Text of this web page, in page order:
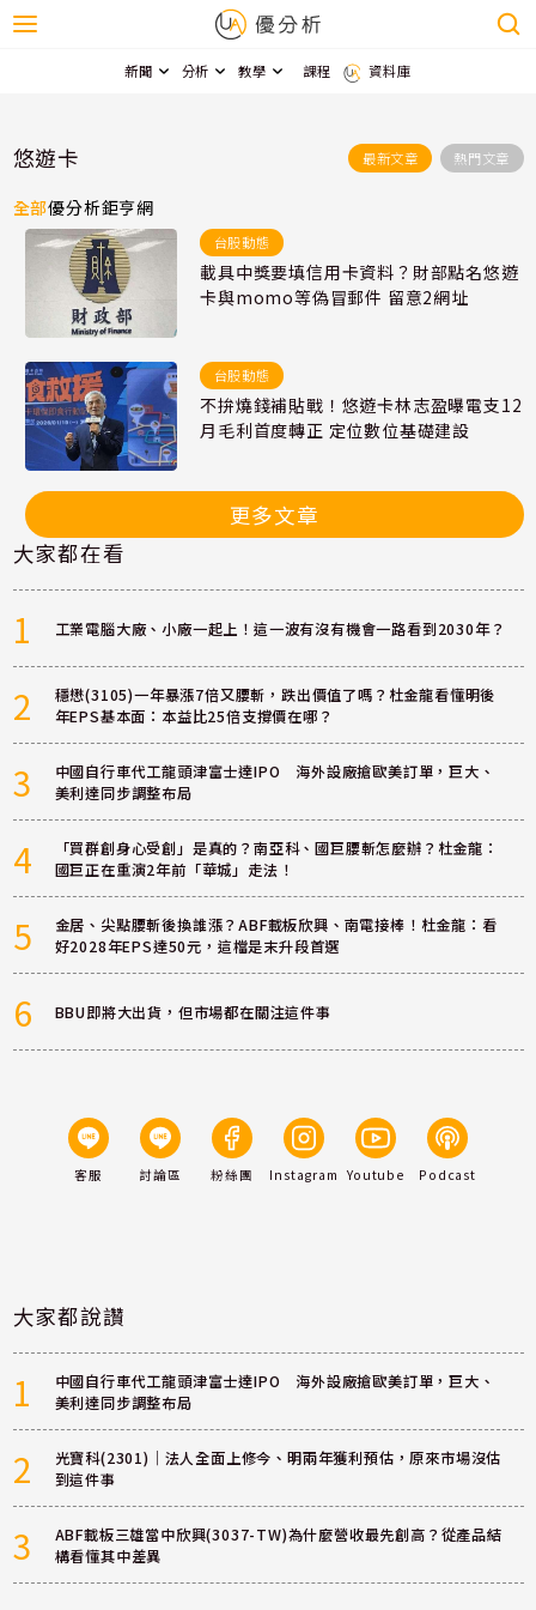
新聞 分析 教學 課程 資料庫
悠遊卡 最新文章 熱門文章
全部優分析鉅亨網
台股動態
載具中獎要填信用卡資料？財部點名悠遊
卡與momo等偽冒郵件 留意2網址
台股動態
不拚燒錢補貼戰！悠遊卡林志盈曝電支12
月毛利首度轉正 定位數位基礎建設
更多文章
大家都在看
1 工業電腦大廠、小廠一起上！這一波有沒有機會一路看到2030年？
2
穩懋(3105)一年暴漲7倍又腰斬，跌出價值了嗎？杜金龍看懂明後
年EPS基本面：本益比25倍支撐價在哪？
3
中國自行車代工龍頭津富士達IPO 海外設廠搶歐美訂單，巨大、
美利達同步調整布局
4
「買群創身心受創」是真的？南亞科、國巨腰斬怎麼辦？杜金龍：
國巨正在重演2年前「華城」走法！
5
金居、尖點腰斬後換誰漲？ABF載板欣興、南電接棒！杜金龍：看
好2028年EPS達50元，這檔是末升段首選
6 BBU即將大出貨，但市場都在關注這件事
客服 討論區 粉絲團 Instagram Youtube Podcast
大家都說讚
1
中國自行車代工龍頭津富士達IPO 海外設廠搶歐美訂單，巨大、
美利達同步調整布局
2
光寶科(2301)｜法人全面上修今、明兩年獲利預估，原來市場沒估
到這件事
3
ABF載板三雄當中欣興(3037-TW)為什麼營收最先創高？從產品結
構看懂其中差異